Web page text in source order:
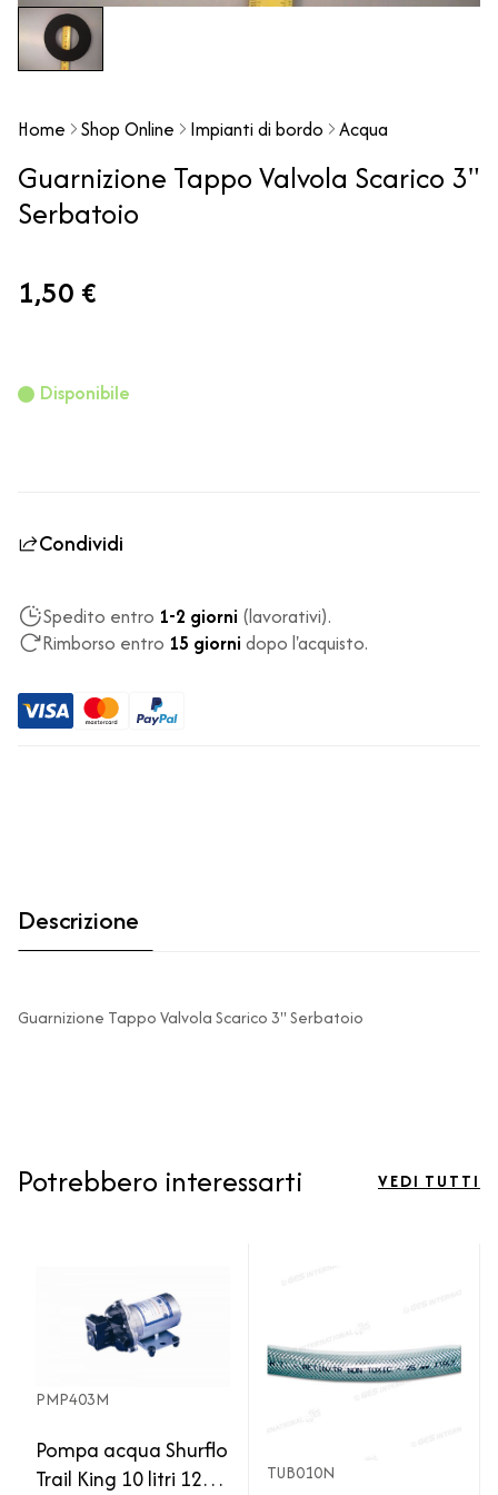
Home Shop Online Impianti di bordo Acqua
Guarnizione Tappo Valvola Scarico 3"
Serbatoio
1,50 €
Disponibile
Condividi
Spedito entro 1-2 giorni (lavorativi).
Rimborso entro 15 giorni dopo l'acquisto.
Descrizione
Guarnizione Tappo Valvola Scarico 3" Serbatoio
Potrebbero interessarti VEDI TUTTI
PMP403M
Pompa acqua Shurflo
Trail King 10 litri 12V
TUB010N